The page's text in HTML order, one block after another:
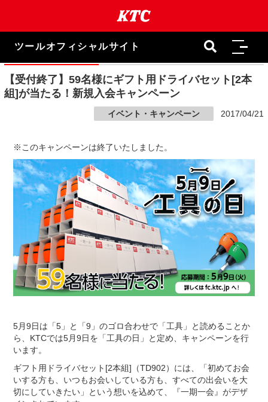
ま
キ
プ
ツールオフィシャルサイト
【受付終了】59名様にギフト用ドライバセット[2本
組]が当たる！新規入会キャンペーン
イベント・キャンペーン 2017/04/21
※このキャンペーンは終了いたしました。
5月9日は「5」と「9」のゴロ合わせで「工具」と読めることか
ら、KTCでは5月9日を「工具の日」と定め、キャンペーンを行
います。
ギフト用ドライバセット[2本組]（TD902）には、「初めてお会
いする方も、いつもお会いしている方も、すべての出会いを大
切にしていきたい」という想いを込めて、『一期一会』がデザ